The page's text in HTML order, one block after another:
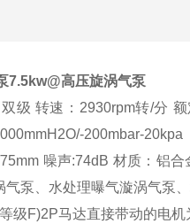
7.5kw@高压旋涡气泵
级 转速：2930rpm转/分 额
200mbar-
噪声:74dB 材质：铝合
泵、水处理曝气漩涡气泵
级F)2P马达直接带动的电